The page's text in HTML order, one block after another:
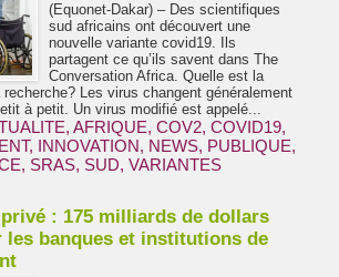
(Equonet-Dakar) – Des scientifiques
sud africains ont découvert une
nouvelle variante covid19. Ils
partagent ce qu’ils savent dans The
Conversation Africa. Quelle est la
Les virus changent généralement
à petit. Un virus modifié est appelé...
, AFRIQUE, COV2, COVID19,
, INNOVATION, NEWS, PUBLIQUE,
, SRAS, SUD, VARIANTES
: 175 milliards de dollars
les banques et institutions de